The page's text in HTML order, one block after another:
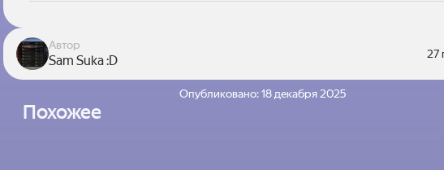
Автор
Sam Suka :D 27
Опубликовано:18 декабря 2025
Похожее